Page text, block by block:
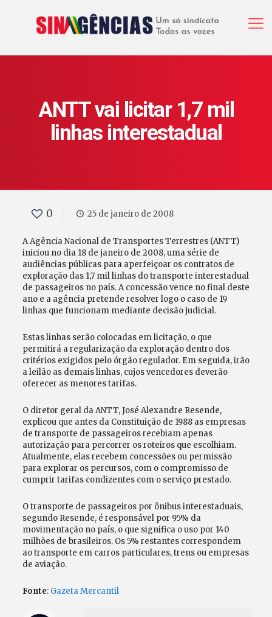
ANTT vai licitar 1,7 mil
linhas interestadual
0 25 de janeiro de 2008
A Agência Nacional de Transportes Terrestres (ANTT)
iniciou no dia 18 de janeiro de 2008, uma série de
audiências públicas para aperfeiçoar os contratos de
exploração das 1,7 mil linhas do transporte interestadual
de passageiros no país. A concessão vence no final deste
ano e a agência pretende resolver logo o caso de 19
linhas que funcionam mediante decisão judicial.
Estas linhas serão colocadas em licitação, o que
permitirá a regularização da exploração dentro dos
critérios exigidos pelo órgão regulador. Em seguida, irão
a leilão as demais linhas, cujos vencedores deverão
oferecer as menores tarifas.
O diretor geral da ANTT, José Alexandre Resende,
explicou que antes da Constituição de 1988 as empresas
de transporte de passageiros recebiam apenas
autorização para percorrer os roteiros que escolhiam.
Atualmente, elas recebem concessões ou permissão
para explorar os percursos, com o compromisso de
cumprir tarifas condizentes com o serviço prestado.
O transporte de passageiros por ônibus interestaduais,
segundo Resende, é responsável por 95% da
movimentação no país, o que significa o uso por 140
milhões de brasileiros. Os 5% restantes correspondem
ao transporte em carros particulares, trens ou empresas
de aviação.
Fonte: Gazeta Mercantil